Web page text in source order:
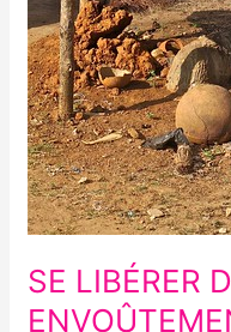
SE LIBÉRER
AVEC
UN
MARABOUT
VOYANT
AFRICAIN